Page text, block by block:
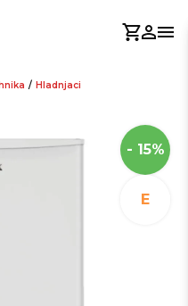
Košarica
/ Hladnjaci
- 15%
E